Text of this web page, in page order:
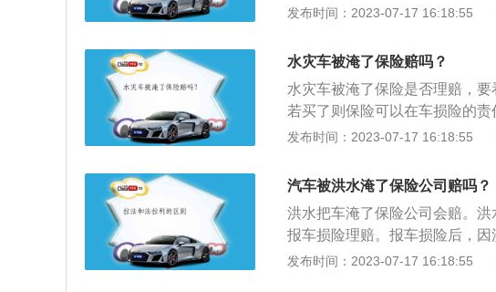
辆由于自然灾害或意外事故所
的普及使道路事故危险构成一
汽车在内的各种机动车辆第三
业务在全球均是具有普遍意义的
发布时间：2023-07-17 16:18:55
水灾车被淹了保险赔吗？
水灾车被淹了保险是否理赔，
若买了则保险可以在车损险的
进行赔付。更多相关资料如下
以赔偿的一种汽车商业保险。
的损失由保险公司依照合同负
主，赔付需要分情况讨论。
发布时间：2023-07-17 16:18:55
汽车被洪水淹了保险公司赔吗？
洪水把车淹了保险公司会赔。
报车损险理赔。报车损险后，
范围的情况下，保险公司会在约
发布时间：2023-07-17 16:18:55